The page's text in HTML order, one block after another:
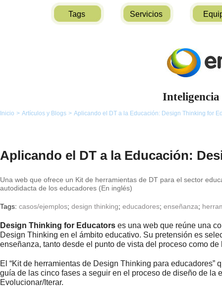
Tags Servicios
Inicio > Artículos y Blogs > Aplicando el DT a la Educación: Design Thinking for
Aplicando el DT a la Educación:
Una web que ofrece un Kit de herramientas de DT para el sector
autodidacta de los educadores (En inglés)
Tags: casos/ejemplos; design thinking; educadores; enseñanza;
Design Thinking for Educators es una web que reúne una
Design Thinking en el ámbito educativo. Su pretensión es
enseñanza, tanto desde el punto de vista del proceso como de
El “Kit de herramientas de Design Thinking para
guía de las cinco fases a seguir en el proceso de diseño de la
Evolucionar/Iterar.